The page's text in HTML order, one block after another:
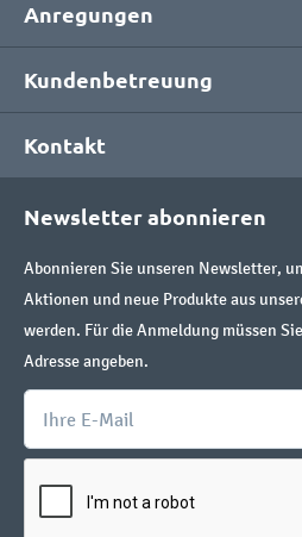
Anregungen
Kundenbetreuung
Kontakt
Newsletter abonnieren
Abonnieren Sie unseren Newsletter,
Aktionen und neue Produkte aus
werden. Für die Anmeldung müssen
Adresse angeben.